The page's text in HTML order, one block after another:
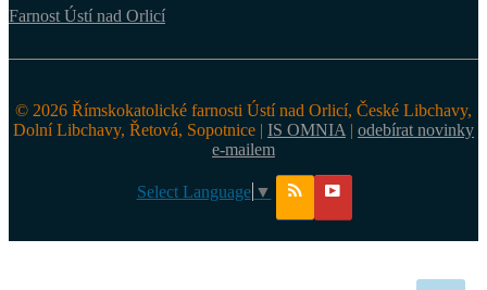
Farnost Ústí nad Orlicí
© 2026 Římskokatolické farnosti Ústí nad Orlicí, České Libchavy,
Dolní Libchavy, Řetová, Sopotnice | IS OMNIA | odebírat novinky
e-mailem
Select Language ▼